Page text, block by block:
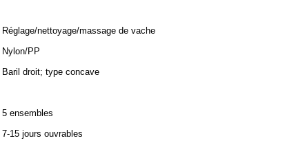
Réglage/nettoyage/massage de vache
Nylon/PP
Baril droit; type concave
5 ensembles
7-15 jours ouvrables